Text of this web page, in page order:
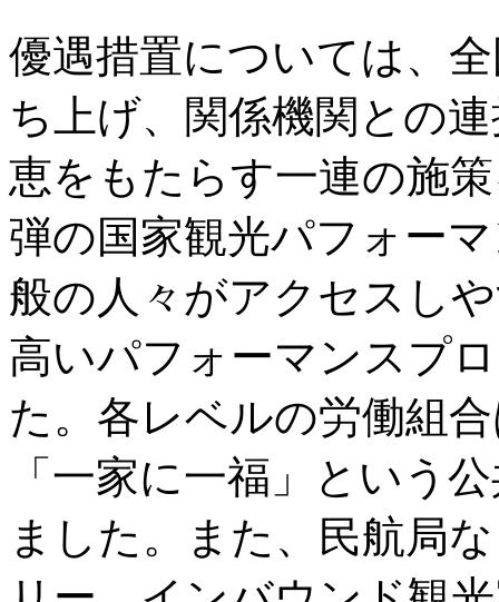
優遇措置については、
ち上げ、関係機関との
恵をもたらす一連の施
弾の国家観光パフォー
般の人々がアクセスし
高いパフォーマンスプ
た。各レベルの労働組
「一家に一福」という
ました。また、民航局